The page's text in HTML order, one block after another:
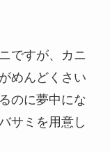
ですが、カニ
めんどくさい
のに夢中にな
サミを用意し